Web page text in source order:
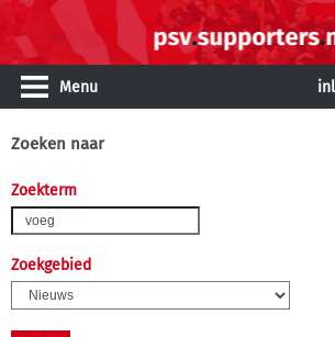
Menu
Zoeken naar
Zoekterm
Zoekgebied